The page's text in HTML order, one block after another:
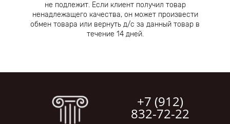
не подлежит. Если клиент получил товар
ненадлежащего качества, он может произвести
обмен товара или вернуть д/с за данный товар в
течение 14 дней.
+7 (912)
832-72-22